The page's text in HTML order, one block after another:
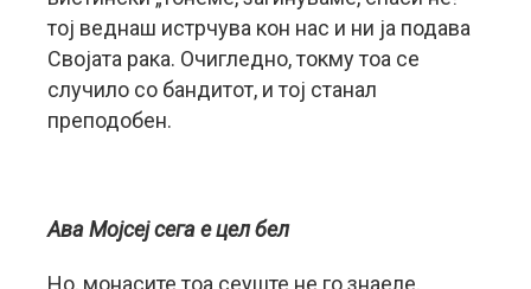
тој веднаш истрчува кон нас и ни ја подава
Својата рака. Очигледно, токму тоа се
случило со бандитот, и тој станал
преподобен.
Ава Мојсеј сега е цел бел
Но, монасите тоа сеуште не го знаеле.